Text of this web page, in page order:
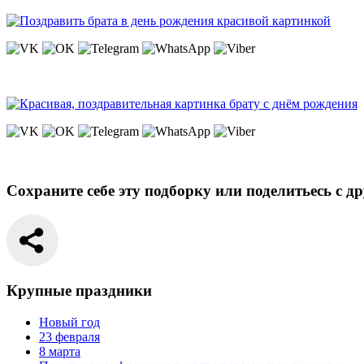
Сохраните себе эту подборку или поделитьесь с
Крупные праздники
Новый год
23 февраля
8 марта